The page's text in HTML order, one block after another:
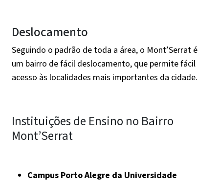
Deslocamento
Seguindo o padrão de toda a área, o Mont’Serrat é
um bairro de fácil deslocamento, que permite fácil
acesso às localidades mais importantes da cidade.
Instituições de Ensino no Bairro
Mont’Serrat
Campus Porto Alegre da Universidade